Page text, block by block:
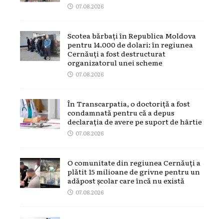
07.08.2026
Scotea bărbați în Republica Moldova
pentru 14.000 de dolari: în regiunea
Cernăuți a fost destructurat
organizatorul unei scheme
07.08.2026
În Transcarpatia, o doctoriță a fost
condamnată pentru că a depus
declarația de avere pe suport de hârtie
07.08.2026
O comunitate din regiunea Cernăuți a
plătit 15 milioane de grivne pentru un
adăpost școlar care încă nu există
07.08.2026